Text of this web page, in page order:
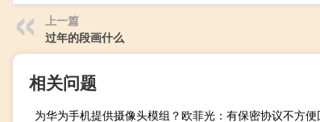
上一篇
过年的段画什么
相关问题
为华为手机提供摄像头模组？欧菲光：有保密协议不方便